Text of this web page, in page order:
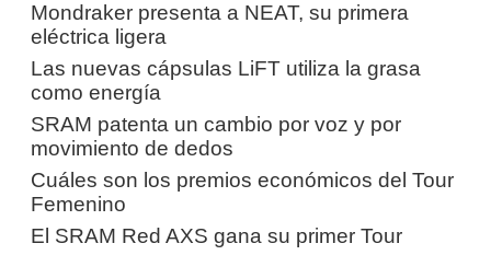
Mondraker presenta a NEAT, su primera
eléctrica ligera
Las nuevas cápsulas LiFT utiliza la grasa
como energía
SRAM patenta un cambio por voz y por
movimiento de dedos
Cuáles son los premios económicos del Tour
Femenino
El SRAM Red AXS gana su primer Tour